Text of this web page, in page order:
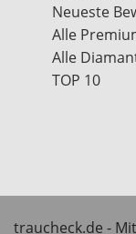
Neueste
Alle
Alle
TOP 10
traucheck.de - Mit